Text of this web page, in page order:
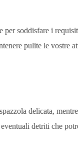
per soddisfare i
pulite le vostre
delicata,
detriti che